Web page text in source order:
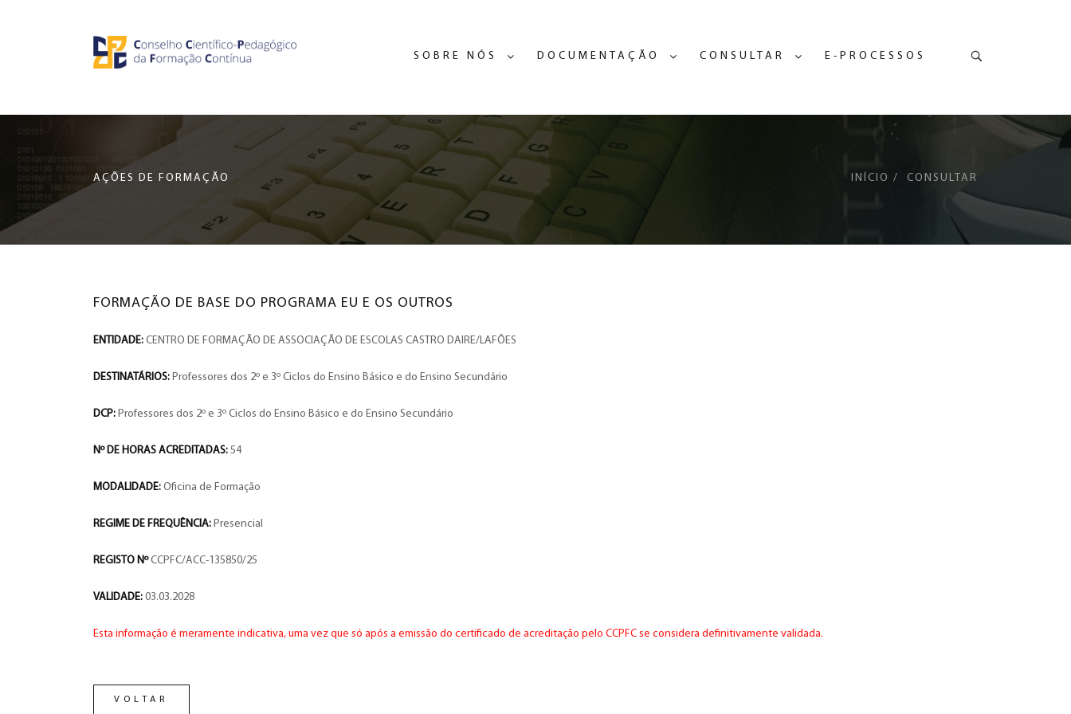
da
página
-
CIENTÍFICO-
PEDAGÓGICO
Pesquisa
SOBRE NÓS DOCUMENTAÇÃO CONSULTAR E-PROCESSOS
AÇÕES DE FORMAÇÃO INÍCIO CONSULTAR
FORMAÇÃO DE BASE DO PROGRAMA EU E OS OUTROS
ENTIDADE: CENTRO DE FORMAÇÃO DE ASSOCIAÇÃO DE ESCOLAS CASTRO DAIRE/LAFÕES
DESTINATÁRIOS: Professores dos 2º e 3º Ciclos do Ensino Básico e do Ensino Secundário
DCP: Professores dos 2º e 3º Ciclos do Ensino Básico e do Ensino Secundário
Nº DE HORAS ACREDITADAS: 54
MODALIDADE: Oficina de Formação
REGIME DE FREQUÊNCIA: Presencial
REGISTO NºCCPFC/ACC-135850/25
VALIDADE: 03.03.2028
Esta informação é meramente indicativa, uma vez que só após a emissão do certificado de acreditação pelo CCPFC se considera definitivamente validada.
VOLTAR